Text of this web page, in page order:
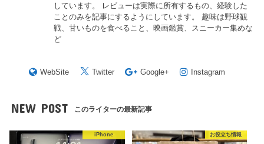
しています。 レビューは実際に所有するもの、経験した
ことのみを記事にするようにしています。 趣味は野球観
戦、甘いものを食べること、映画鑑賞、スニーカー集めな
ど
WebSite Twitter Google+ Instagram
NEW POST このライターの最新記事
iPhone お役立ち情報